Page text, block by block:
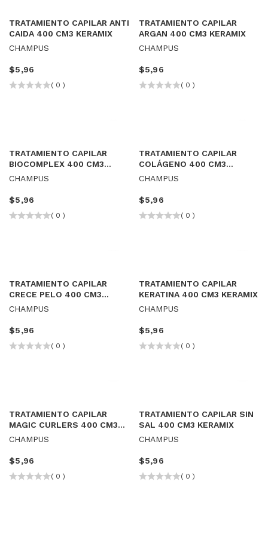
TRATAMIENTO CAPILAR ANTI
CAIDA 400 CM3 KERAMIX
CHAMPUS
$5,96
( 0 )
TRATAMIENTO CAPILAR
ARGAN 400 CM3 KERAMIX
CHAMPUS
$5,96
( 0 )
TRATAMIENTO CAPILAR
BIOCOMPLEX 400 CM3
KERAMIX
CHAMPUS
$5,96
( 0 )
TRATAMIENTO CAPILAR
COLÁGENO 400 CM3
KERAMIX
CHAMPUS
$5,96
( 0 )
TRATAMIENTO CAPILAR
CRECE PELO 400 CM3
KERAMIX
CHAMPUS
$5,96
( 0 )
TRATAMIENTO CAPILAR
KERATINA 400 CM3 KERAMIX
CHAMPUS
$5,96
( 0 )
TRATAMIENTO CAPILAR
MAGIC CURLERS 400 CM3
KERAMIX
CHAMPUS
$5,96
( 0 )
TRATAMIENTO CAPILAR SIN
SAL 400 CM3 KERAMIX
CHAMPUS
$5,96
( 0 )